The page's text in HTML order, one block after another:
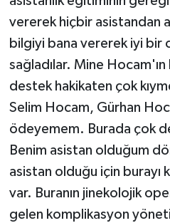
vererek hiçbir asistandan
bilgiyi bana vererek iyi bir
sağladılar. Mine
destek hakikaten çok
Selim Hocam, Gürhan
ödeyemem. Burada çok
Benim asistan olduğum
asistan olduğu için burayı
var. Buranın jinekolojik
gelen komplikasyon